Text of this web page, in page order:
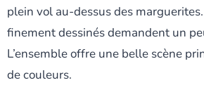
plein vol au-dessus des
finement dessinés demandent un
L’ensemble offre une belle scène
de couleurs.